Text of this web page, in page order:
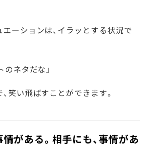
ーションは、イラッとする状況で
のネタだな」
笑い飛ばすことができます。
情がある。相手にも、事情があ